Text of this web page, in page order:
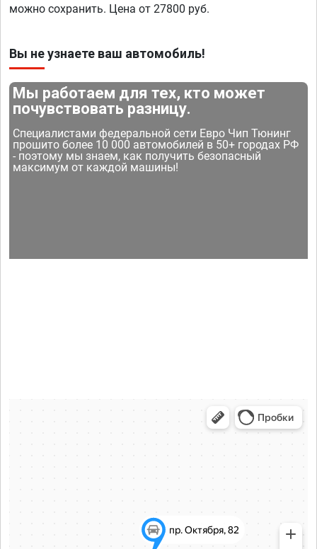
можно сохранить. Цена от 27800 руб.
Вы не узнаете ваш автомобиль!
Мы работаем для тех, кто может
почувствовать разницу.
Специалистами федеральной сети Евро Чип Тюнинг
прошито более 10 000 автомобилей в 50+ городах РФ
- поэтому мы знаем, как получить безопасный
максимум от каждой машины!